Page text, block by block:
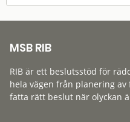
MSB RIB
RIB är ett beslutsstöd för
hela vägen från planering
fatta rätt beslut när olyckan